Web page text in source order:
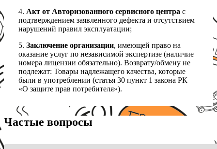
4. Акт от Авторизованного сервисного центра с
подтверждением заявленного дефекта и отсутствием
нарушений правил эксплуатации;
5. Заключение организации, имеющей право на
оказание услуг по независимой экспертизе (наличие
номера лицензии обязательно). Возврату/обмену не
подлежат: Товары надлежащего качества, которые
были в употреблении (статья 30 пункт 1 закона РК
«О защите прав потребителя»).
Частые вопросы